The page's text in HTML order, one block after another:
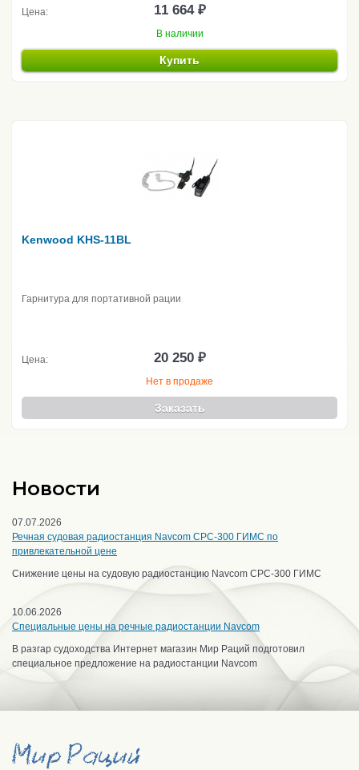
Цена: 11 664 ₽
В наличии
Купить
Kenwood KHS-11BL
Гарнитура для портативной рации
Цена: 20 250 ₽
Нет в продаже
Заказать
Новости
07.07.2026
Речная судовая радиостанция Navcom CPC-300 ГИМС по
привлекательной цене
Снижение цены на судовую радиостанцию Navcom CPC-300 ГИМС
10.06.2026
Специальные цены на речные радиостанции Navcom
В разгар судоходства Интернет магазин Мир Раций подготовил
специальное предложение на радиостанции Navcom